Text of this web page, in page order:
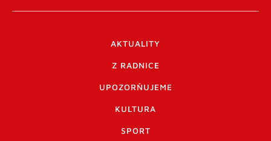
AKTUALITY
Z RADNICE
UPOZORŇUJEME
KULTURA
SPORT